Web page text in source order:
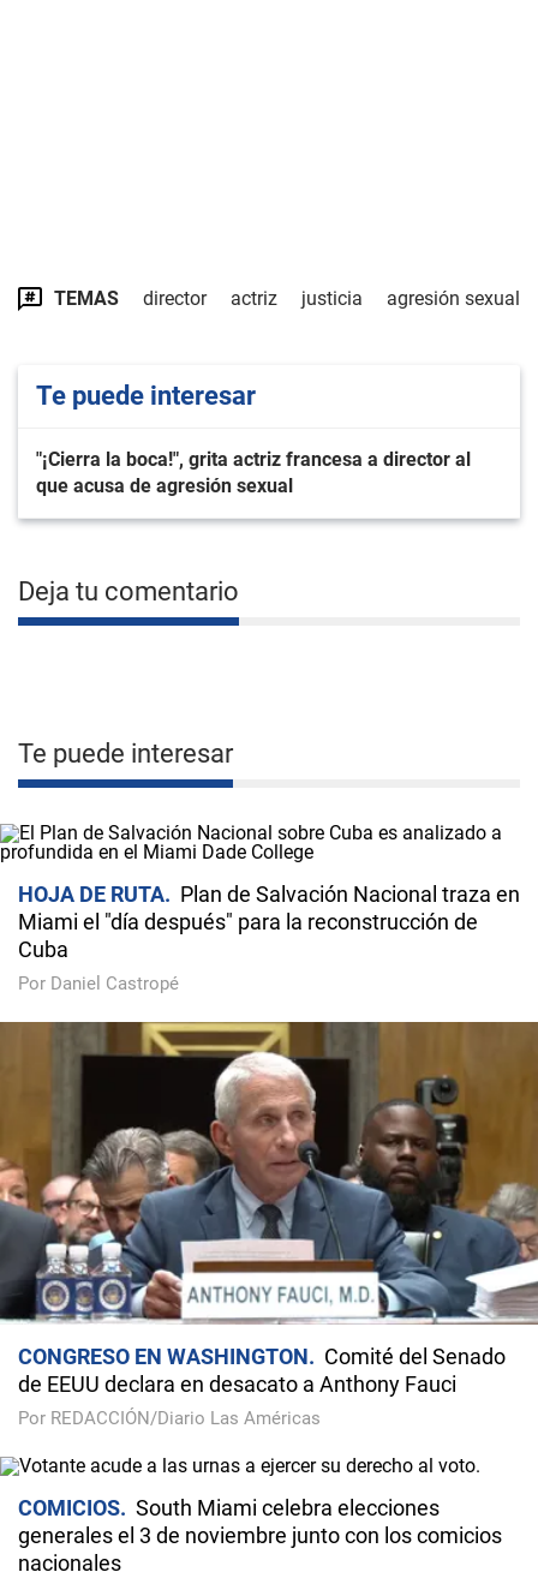
TEMAS director actriz justicia agresión sexual
Te puede interesar
"¡Cierra la boca!", grita actriz francesa a director al
que acusa de agresión sexual
Deja tu comentario
Te puede interesar
HOJA DE RUTA
Plan de Salvación Nacional traza en
Miami el "día después" para la reconstrucción de
Cuba
Por Daniel Castropé
CONGRESO EN WASHINGTON
Comité del Senado
de EEUU declara en desacato a Anthony Fauci
Por REDACCIÓN/Diario Las Américas
COMICIOS
South Miami celebra elecciones
generales el 3 de noviembre junto con los comicios
nacionales